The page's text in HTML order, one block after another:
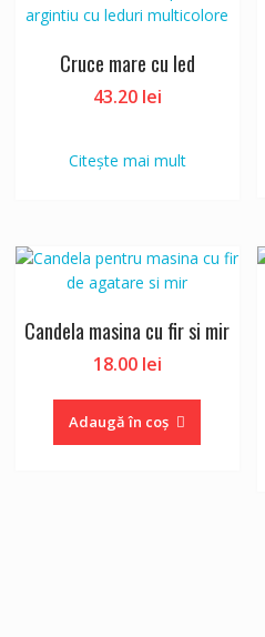
Cruce mare cu led
43.20 lei
Citește mai mult
Candela masina cu fir si mir
18.00 lei
Adaugă în coș